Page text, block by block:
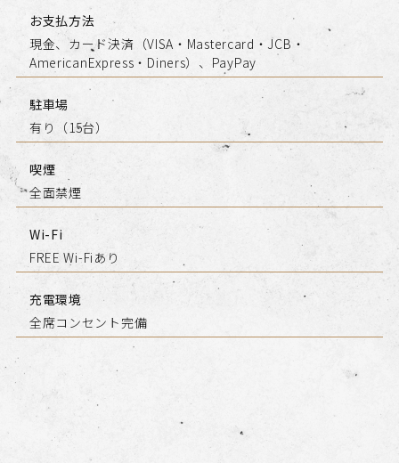
お支払方法
現金、カード決済（VISA・Mastercard・JCB・
AmericanExpress・Diners）、PayPay
駐車場
有り（15台）
喫煙
全面禁煙
Wi-Fi
FREE Wi-Fiあり
充電環境
全席コンセント完備